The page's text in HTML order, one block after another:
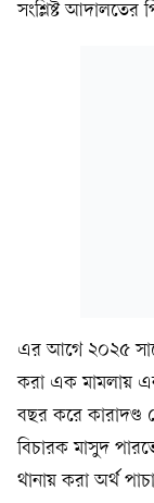
সংশ্লিষ্ট আদালতের
এর আগে ২০২৫
করা এক মামলায়
বছর করে
বিচারক মাসুদ
থানায় করা অর্থ